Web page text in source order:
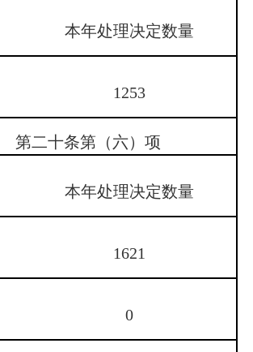
本年处理决定数量
1253
二十条第（六）项
本年处理决定数量
1621
0